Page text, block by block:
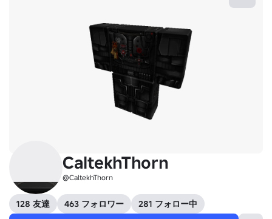
CaltekhThorn
@CaltekhThorn
128 友達 463 フォロワー
281 フォロー中